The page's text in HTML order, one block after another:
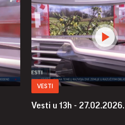
VESTI
Vesti u 13h - 27.02.2026.